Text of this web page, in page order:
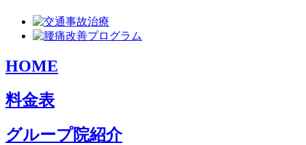
HOME
料金表
グループ院紹介